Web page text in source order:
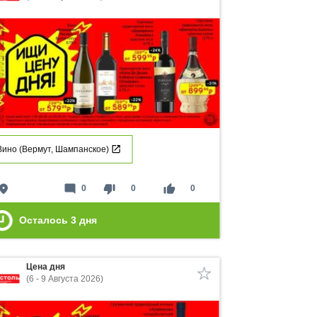
(Вермут, Шампанское)
place thumb_down 0 thumb_up 0
mode_comment 0
Осталось 3 дня
Цена дня
(6 - 9 Августа 2026)